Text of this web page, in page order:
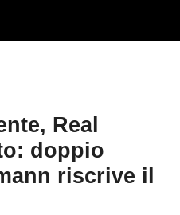
Real
doppio
riscrive il